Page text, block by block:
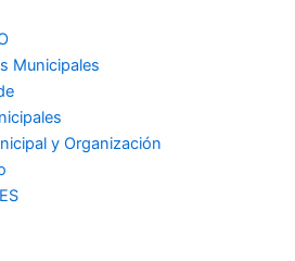
Municipales
y Organización